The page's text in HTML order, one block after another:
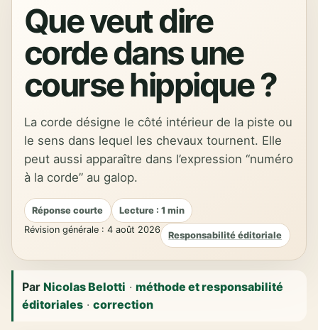
Que veut dire
corde dans une
course hippique ?
La corde désigne le côté intérieur de la piste ou
le sens dans lequel les chevaux tournent. Elle
peut aussi apparaître dans l’expression “numéro
à la corde” au galop.
Réponse courte
Lecture : 1 min
Révision générale : 4 août 2026
Responsabilité éditoriale
ParNicolas Belotti ·méthode et responsabilité
éditoriales ·correction